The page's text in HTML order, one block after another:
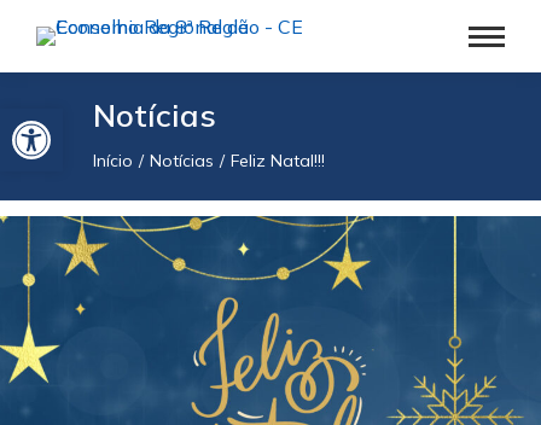
Barra de Ferramentas AbertaNotícias
Você está aqui:
Início Notícias Feliz Natal!!!